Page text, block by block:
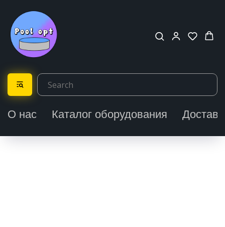
О нас Каталог оборудования